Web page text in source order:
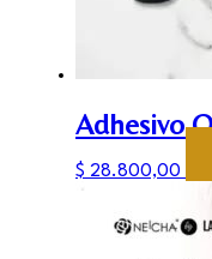
Adhesivo
$ 28.800,00